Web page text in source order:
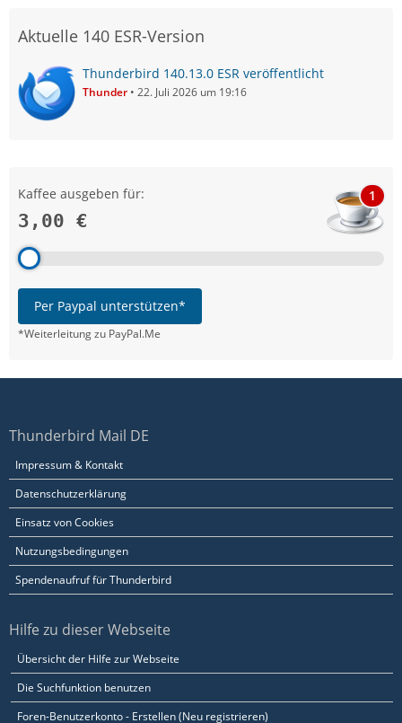
Aktuelle 140 ESR-Version
Thunderbird 140.13.0 ESR veröffentlicht
Thunder 22. Juli 2026 um 19:16
Kaffee ausgeben für:
3,00 €
1
Per Paypal unterstützen*
*Weiterleitung zu PayPal.Me
Thunderbird Mail DE
Impressum & Kontakt
Datenschutzerklärung
Einsatz von Cookies
Nutzungsbedingungen
Spendenaufruf für Thunderbird
Hilfe zu dieser Webseite
Übersicht der Hilfe zur Webseite
Die Suchfunktion benutzen
Foren-Benutzerkonto - Erstellen (Neu registrieren)